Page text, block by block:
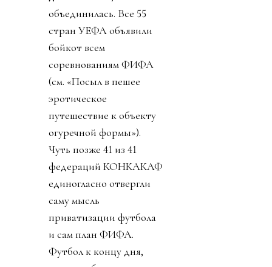
объединилась. Все 55
стран УЕФА объявили
бойкот всем
соревнованиям ФИФА
(см. «Посыл в пешее
эротическое
путешествие к объекту
огуречной формы»).
Чуть позже 41 из 41
федераций КОНКАКАФ
единогласно отвергли
саму мысль
приватизации футбола
и сам план ФИФА.
Футбол к концу дня,